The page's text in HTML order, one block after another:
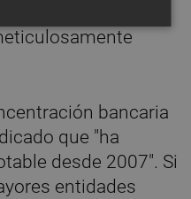
estratégicas y
bancaria
que "ha
desde 2007". Si
entidades